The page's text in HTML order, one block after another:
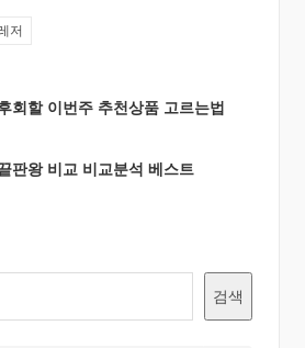
저
회할 이번주 추천상품 고르는법
판왕 비교 비교분석 베스트
검색